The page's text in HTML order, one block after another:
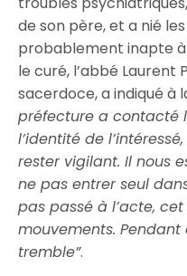
de son père, et a nié
probablement inapte
le curé, l’abbé Laurent
sacerdoce, a indiqué à
préfecture a contacté
l’identité de
rester vigilant. Il nous
ne pas entrer seul
pas passé à l’acte,
mouvements.
tremble”.